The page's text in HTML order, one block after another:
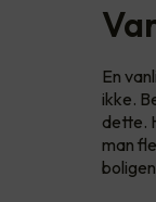
En
ikke.
dette.
man